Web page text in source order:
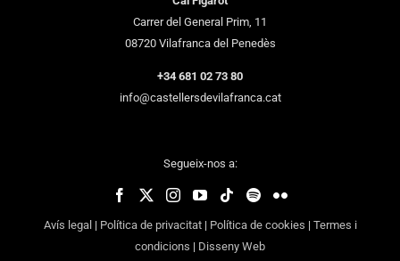
Carrer del General Prim, 11
08720 Vilafranca del Penedès
+34 681 02 73 80
info@castellersdevilafranca.cat
Segueix-nos a:
Avís legal| Política de privacitat| Política de cookies | Termes i
condicions | Disseny Web